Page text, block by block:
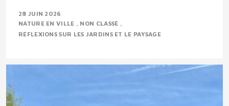
28 JUIN 2026
NATURE EN VILLE
NON CLASSÉ
RÉFLEXIONS SUR LES JARDINS ET LE PAYSAGE